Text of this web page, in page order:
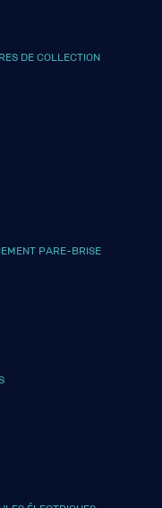
DE COLLECTION
PARE-BRISE